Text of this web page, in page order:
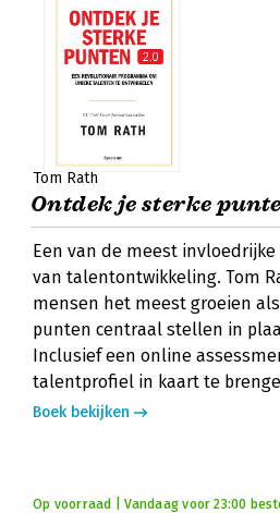
Tom Rath
Ontdek je sterke
Een van de meest
van talentontwikkeling. Tom
mensen het meest groeien
punten centraal stellen in
Inclusief een online
talentprofiel in kaart te
Boek bekijken
Op voorraad | Vandaag voor 23:00